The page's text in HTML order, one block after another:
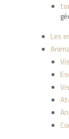
Les